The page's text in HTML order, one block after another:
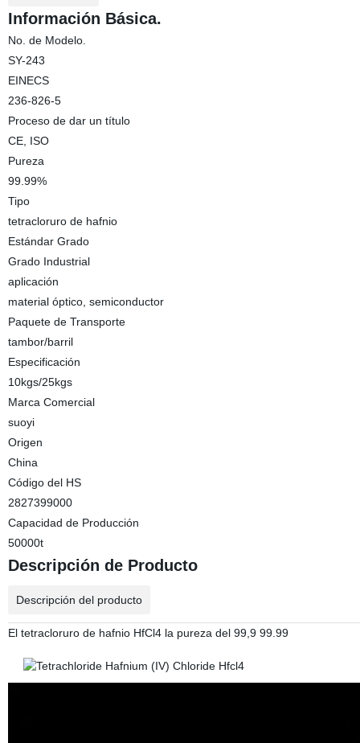
Información Básica.
No. de Modelo.
SY-243
EINECS
236-826-5
Proceso de dar un título
CE, ISO
Pureza
99.99%
Tipo
tetracloruro de hafnio
Estándar Grado
Grado Industrial
aplicación
material óptico, semiconductor
Paquete de Transporte
tambor/barril
Especificación
10kgs/25kgs
Marca Comercial
suoyi
Origen
China
Código del HS
2827399000
Capacidad de Producción
50000t
Descripción de Producto
Descripción del producto
El tetracloruro de hafnio HfCl4 la pureza del 99,9 99.99